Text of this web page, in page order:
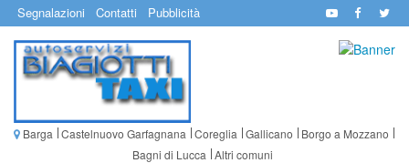
Segnalazioni Contatti Pubblicità
Barga Castelnuovo Garfagnana Coreglia Gallicano
Borgo a Mozzano
Bagni di Lucca Altri comuni